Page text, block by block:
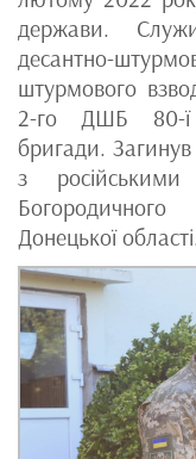
держави.
десантно-
штурмового
2-го ДШБ 80-ї
бригади.
з
Донецької області.